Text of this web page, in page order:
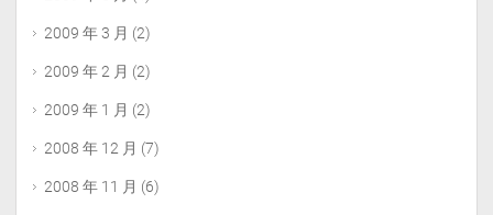
2009 年 3 月 (2)
2009 年 2 月 (2)
2009 年 1 月 (2)
2008 年 12 月 (7)
2008 年 11 月 (6)